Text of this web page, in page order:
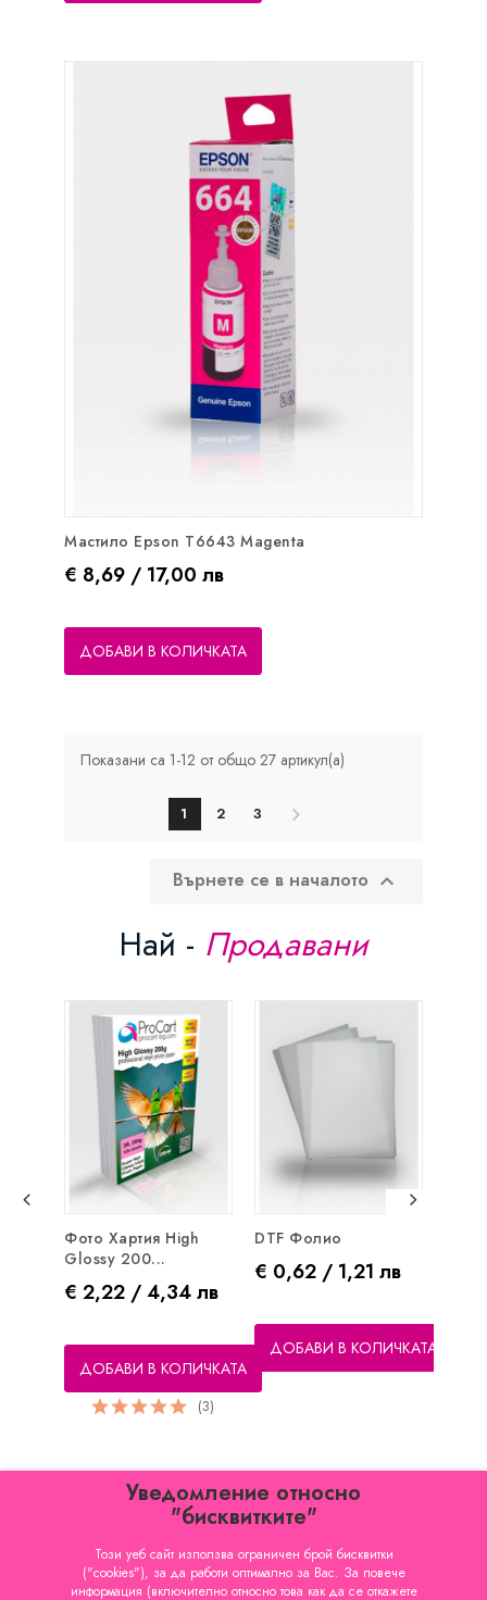
Мастило Epson T6643 Magenta
Цена
€ 8,69 / 17,00 лв
ДОБАВИ В КОЛИЧКАТА
Показани са 1-12 от общо 27 артикул(а)
1 2 3
Върнете се в началото 
Най - Продавани
Фото Хартия High
Glossy 200...
Цена
€ 2,22 / 4,34 лв
ДОБАВИ В КОЛИЧКАТА
(3)
DTF Фолио
Цена
€ 0,62 / 1,21 лв
ДОБАВИ В КОЛИЧКАТА
КАТЕГОРИИ 
Уведомление относно
"бисквитките"
Този уеб сайт използва ограничен брой бисквитки
("cookies"), за да работи оптимално за Вас. За повече
информация (включително относно това как да се откажете